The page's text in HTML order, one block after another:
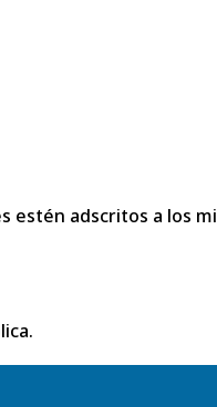
adscritos a los